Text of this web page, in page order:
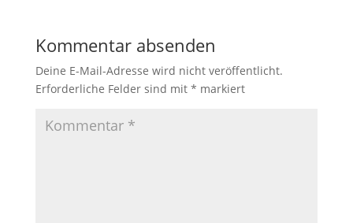
Kommentar absenden
Deine E-Mail-Adresse wird nicht veröffentlicht.
Erforderliche Felder sind mit * markiert